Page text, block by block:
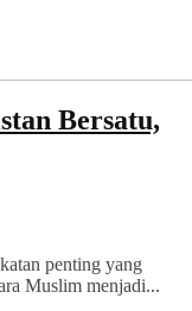
Bersatu,
penting yang
Muslim menjadi...